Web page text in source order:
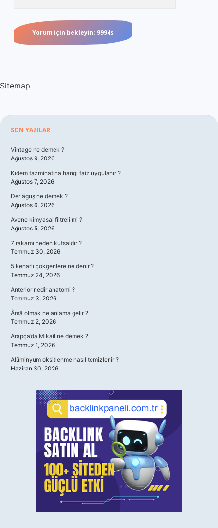
Sitemap
Sidebar
SON YAZILAR
Vintage ne demek ?
Ağustos 9, 2026
Kıdem tazminatına hangi faiz uygulanır ?
Ağustos 7, 2026
Der âguş ne demek ?
Ağustos 6, 2026
Avene kimyasal filtreli mi ?
Ağustos 5, 2026
7 rakamı neden kutsaldır ?
Temmuz 30, 2026
5 kenarlı çokgenlere ne denir ?
Temmuz 24, 2026
Anterior nedir anatomi ?
Temmuz 3, 2026
Âmâ olmak ne anlama gelir ?
Temmuz 2, 2026
Arapça’da Mikail ne demek ?
Temmuz 1, 2026
Alüminyum oksitlenme nasıl temizlenir ?
Haziran 30, 2026